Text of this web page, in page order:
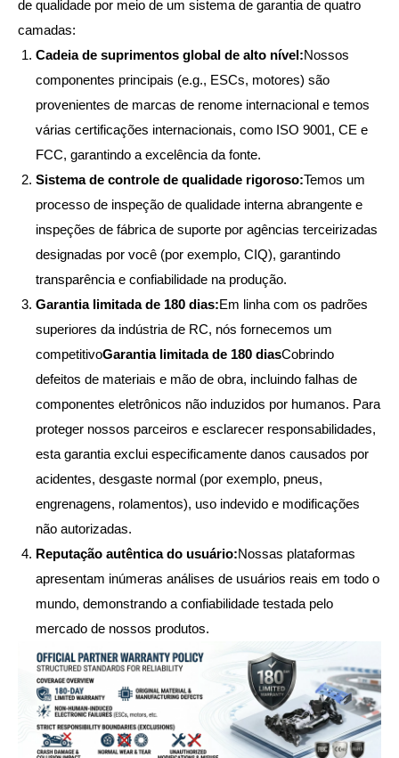
de qualidade por meio de um sistema de garantia de quatro
camadas:
Cadeia de suprimentos global de alto nível:Nossos
componentes principais (e.g., ESCs, motores) são
provenientes de marcas de renome internacional e temos
várias certificações internacionais, como ISO 9001, CE e
FCC, garantindo a excelência da fonte.
Sistema de controle de qualidade rigoroso:Temos um
processo de inspeção de qualidade interna abrangente e
inspeções de fábrica de suporte por agências terceirizadas
designadas por você (por exemplo, CIQ), garantindo
transparência e confiabilidade na produção.
Garantia limitada de 180 dias:Em linha com os padrões
superiores da indústria de RC, nós fornecemos um
competitivoGarantia limitada de 180 diasCobrindo
defeitos de materiais e mão de obra, incluindo falhas de
componentes eletrônicos não induzidos por humanos. Para
proteger nossos parceiros e esclarecer responsabilidades,
esta garantia exclui especificamente danos causados por
acidentes, desgaste normal (por exemplo, pneus,
engrenagens, rolamentos), uso indevido e modificações
não autorizadas.
Reputação autêntica do usuário:Nossas plataformas
apresentam inúmeras análises de usuários reais em todo o
mundo, demonstrando a confiabilidade testada pelo
mercado de nossos produtos.